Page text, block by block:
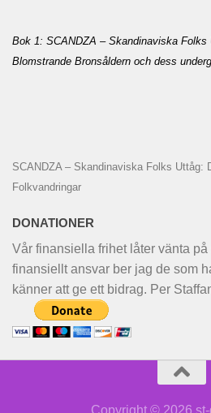
Bok 1: SCANDZA – Skandinaviska Folks
Blomstrande Bronsåldern och dess
SCANDZA – Skandinaviska Folks Uttåg:
Folkvandringar
DONATIONER
Vår finansiella frihet låter vänta
finansiellt ansvar ber jag de som
känner att ge ett bidrag. Per
Copyright © 2026